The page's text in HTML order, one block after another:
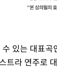
있는 대표
트라 연주로